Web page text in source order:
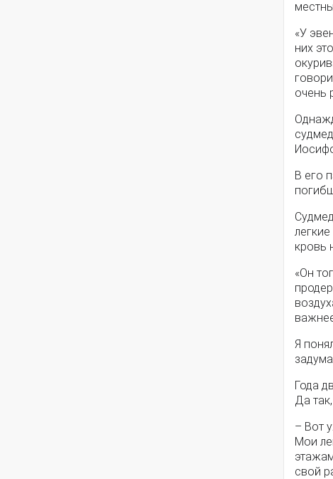
«У
них
очень
В его
кровь
«Он
Я
Года
Да
– Вот
Мои
свой